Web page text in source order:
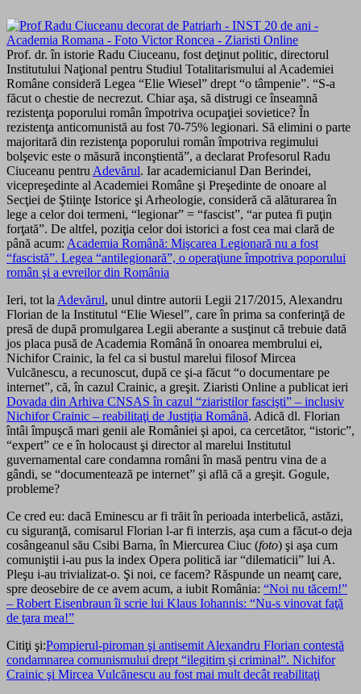
Prof. dr. în istorie Radu Ciuceanu, fost deţinut politic, directorul
Institutului Naţional pentru Studiul Totalitarismului al Academiei
Române consideră Legea “Elie Wiesel” drept “o tâmpenie”. “S-a
făcut o chestie de necrezut. Chiar aşa, să distrugi ce înseamnă
rezistenţa poporului român împotriva ocupaţiei sovietice? În
rezistenţa anticomunistă au fost 70-75% legionari. Să elimini o parte
majoritară din rezistenţa poporului român împotriva regimului
bolşevic este o măsură inconştientă”, a declarat Profesorul Radu
Ciuceanu pentru Adevărul. Iar academicianul Dan Berindei,
vicepreşedinte al Academiei Române şi Preşedinte de onoare al
Secţiei de Ştiinţe Istorice şi Arheologie, consideră că alăturarea în
lege a celor doi termeni, “legionar” = “fascist”, “ar putea fi puţin
forţată”. De altfel, poziţia celor doi istorici a fost cea mai clară de
până acum: Academia Română: Mişcarea Legionară nu a fost
“fascistă”. Legea “antilegionară”, o operaţiune împotriva poporului
român şi a evreilor din România
Ieri, tot la Adevărul, unul dintre autorii Legii 217/2015, Alexandru
Florian de la Institutul “Elie Wiesel”, care în prima sa conferinţă de
presă de după promulgarea Legii aberante a susţinut că trebuie dată
jos placa pusă de Academia Română în onoarea membrului ei,
Nichifor Crainic, la fel ca si bustul marelui filosof Mircea
Vulcănescu, a recunoscut, după ce şi-a făcut “o documentare pe
internet”, că, în cazul Crainic, a greşit. Ziaristi Online a publicat ieri
Dovada din Arhiva CNSAS în cazul “ziaristilor fascişti” – inclusiv
Nichifor Crainic – reabilitaţi de Justiţia Română. Adică dl. Florian
întâi împuşcă mari genii ale României şi apoi, ca cercetător, “istoric”,
“expert” ce e în holocaust şi director al marelui Institutul
guvernamental care condamna români în masă pentru vina de a
gândi, se “documentează pe internet” şi află că a greşit. Gogule,
probleme?
Ce cred eu: dacă Eminescu ar fi trăit în perioada interbelică, astăzi,
cu siguranţă, comisarul Florian l-ar fi interzis, aşa cum a făcut-o deja
cosângeanul său Csibi Barna, în Miercurea Ciuc (foto) şi aşa cum
comuniştii i-au pus la index Opera politică iar “dilematicii” lui A.
Pleşu i-au trivializat-o. Şi noi, ce facem? Răspunde un neamţ care,
spre deosebire de ce avem acum, a iubit România: “Noi nu tăcem!”
– Robert Eisenbraun îi scrie lui Klaus Iohannis: “Nu-s vinovat faţă
de ţara mea!”
Citiţi şi:Pompierul-piroman şi antisemit Alexandru Florian contestă
condamnarea comunismului drept “ilegitim şi criminal”. Nichifor
Crainic şi Mircea Vulcănescu au fost mai mult decât reabilitaţi